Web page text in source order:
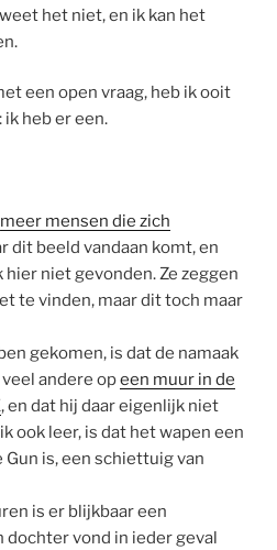
het niet, en ik kan het
een open vraag, heb ik ooit
heb er een.
meer mensen die zich
dit beeld vandaan komt, en
niet gevonden. Ze zeggen
te vinden, maar dit toch maar
gekomen, is dat de namaak
andere opeen muur in de
, en dat hij daar eigenlijk niet
ook leer, is dat het wapen een
is, een schiettuig van
is er blijkbaar een
vond in ieder geval